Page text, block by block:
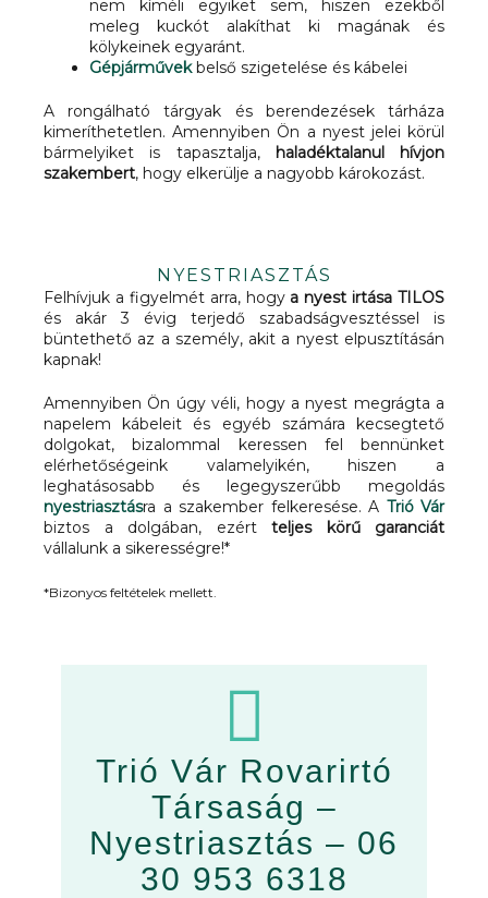
nem kíméli egyiket sem, hiszen ezekből
meleg kuckót alakíthat ki magának és
kölykeinek egyaránt.
Gépjárművekbelső szigetelése és kábelei
A rongálható tárgyak és berendezések tárháza
kimeríthetetlen. Amennyiben Ön a nyest jelei körül
bármelyiket is tapasztalja, haladéktalanul hívjon
szakembert, hogy elkerülje a nagyobb károkozást.
NYESTRIASZTÁS
Felhívjuk a figyelmét arra, hogy a nyest irtása TILOS
és akár 3 évig terjedő szabadságvesztéssel is
büntethető az a személy, akit a nyest elpusztításán
kapnak!
Amennyiben Ön úgy véli, hogy a nyest megrágta a
napelem kábeleit és egyéb számára kecsegtető
dolgokat, bizalommal keressen fel bennünket
elérhetőségeink valamelyikén, hiszen a
leghatásosabb és legegyszerűbb megoldás
nyestriasztásra a szakember felkeresése. A Trió Vár
biztos a dolgában, ezértteljes körű garanciát
vállalunk a sikerességre!*
*Bizonyos feltételek mellett.
Trió Vár Rovarirtó
Társaság –
Nyestriasztás – 06
30 953 6318